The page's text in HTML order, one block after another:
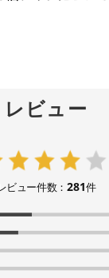
レビュー
ビュー件数： 281件